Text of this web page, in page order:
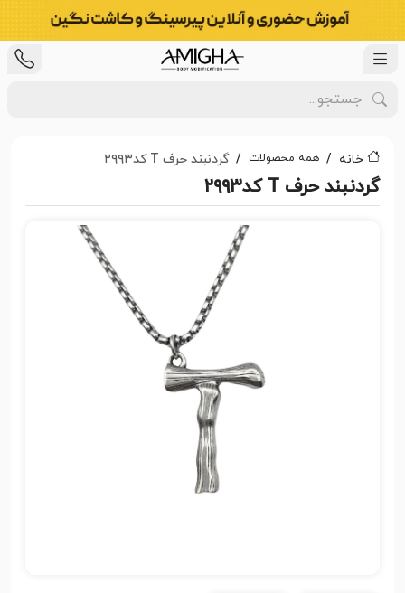
خانه همه محصولات گردنبند حرف T کد۲۹۹۳
گردنبند حرف T کد۲۹۹۳